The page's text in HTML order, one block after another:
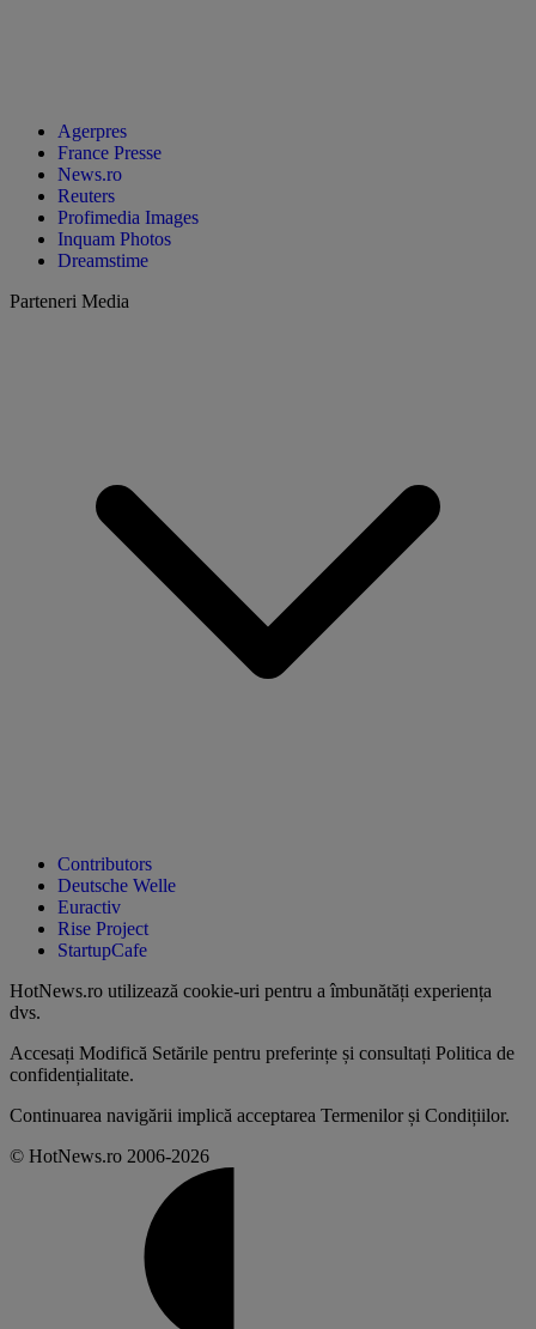
Agerpres
France Presse
News.ro
Reuters
Profimedia Images
Inquam Photos
Dreamstime
Parteneri Media
Contributors
Deutsche Welle
Euractiv
Rise Project
StartupCafe
HotNews.ro utilizează cookie-uri pentru a îmbunătăți experiența
dvs.
Accesați Modifică Setările pentru preferințe și consultați Politica de
confidențialitate.
Continuarea navigării implică acceptarea Termenilor și Condițiilor.
© HotNews.ro 2006-2026